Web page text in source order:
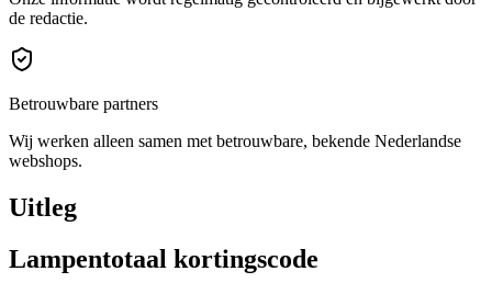
de redactie.
Betrouwbare partners
Wij werken alleen samen met betrouwbare, bekende Nederlandse
webshops.
Uitleg
Lampentotaal kortingscode